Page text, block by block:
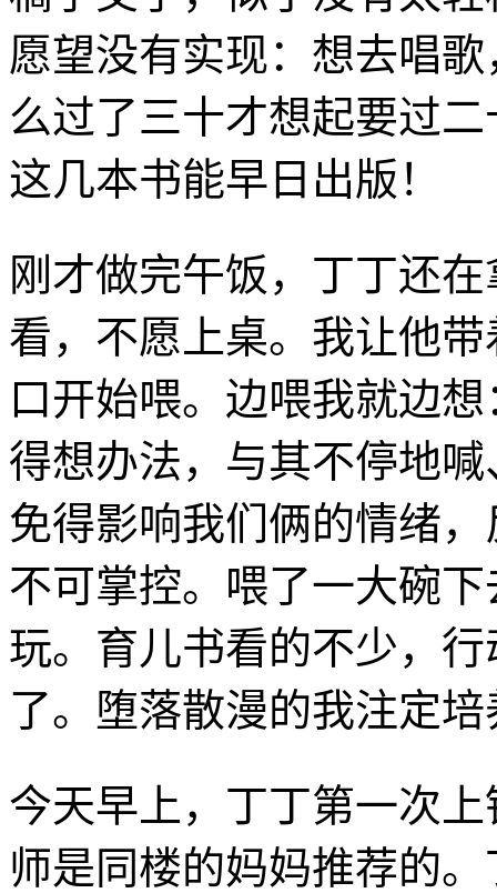
愿望没有实现：想去唱
么过了三十才想起要过
这几本书能早日出版！
刚才做完午饭，丁丁还
看，不愿上桌。我让他
口开始喂。边喂我就边
得想办法，与其不停地
免得影响我们俩的情绪
不可掌控。喂了一大碗
玩。育儿书看的不少，
了。堕落散漫的我注定
今天早上，丁丁第一次
师是同楼的妈妈推荐的